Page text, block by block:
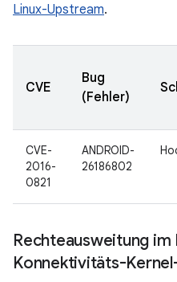
Linux-Upstream.
CVE
Bug
(Fehler)
CVE-
2016-
0821
ANDROID-
26186802
Rechteausweitung im
Konnektivitäts-